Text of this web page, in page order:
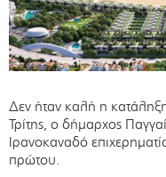
Δεν ήταν καλή η
Τρίτης, ο δήμαρχος
Ιρανοκαναδό
πρώτου.